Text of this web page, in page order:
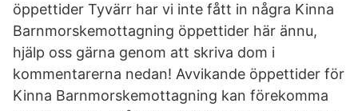
öppettider Tyvärr har vi inte fått in några Kinna
Barnmorskemottagning öppettider här ännu,
hjälp oss gärna genom att skriva dom i
kommentarerna nedan! Avvikande öppettider för
Kinna Barnmorskemottagning kan förekomma